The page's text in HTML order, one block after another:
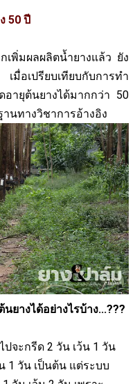
50 ปี
เพิ่มผลผลิตน้ำยางแล้ว ยัง
อเปรียบเทียบกับการทำ
ายุต้นยางได้มากกว่า 50
นทางวิชาการอ้างอิง
ยางได้อย่างไรบ้าง...???
จะกรีด 2 วัน เว้น 1 วัน
1 วัน เป็นต้น แต่ระบบ